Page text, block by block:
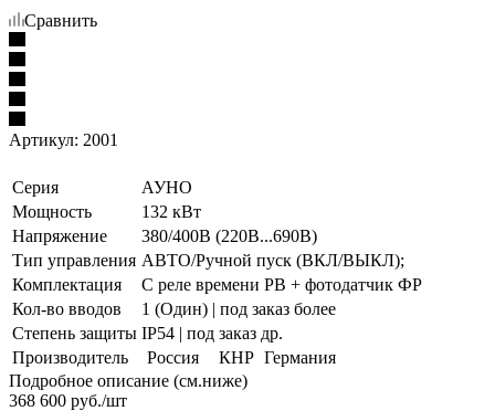
Сравнить
Артикул: 2001
Серия
АУНО
Мощность
132 кВт
Напряжение
380/400В (220В...690В)
Тип управления АВТО/Ручной пуск (ВКЛ/ВЫКЛ);
Комплектация
С реле времени РВ + фотодатчик ФР
Кол-во вводов
1 (Один) | под заказ более
Степень защиты IP54 | под заказ др.
Производитель
Россия КНР Германия
Подробное описание (см.ниже)
368 600 руб./шт